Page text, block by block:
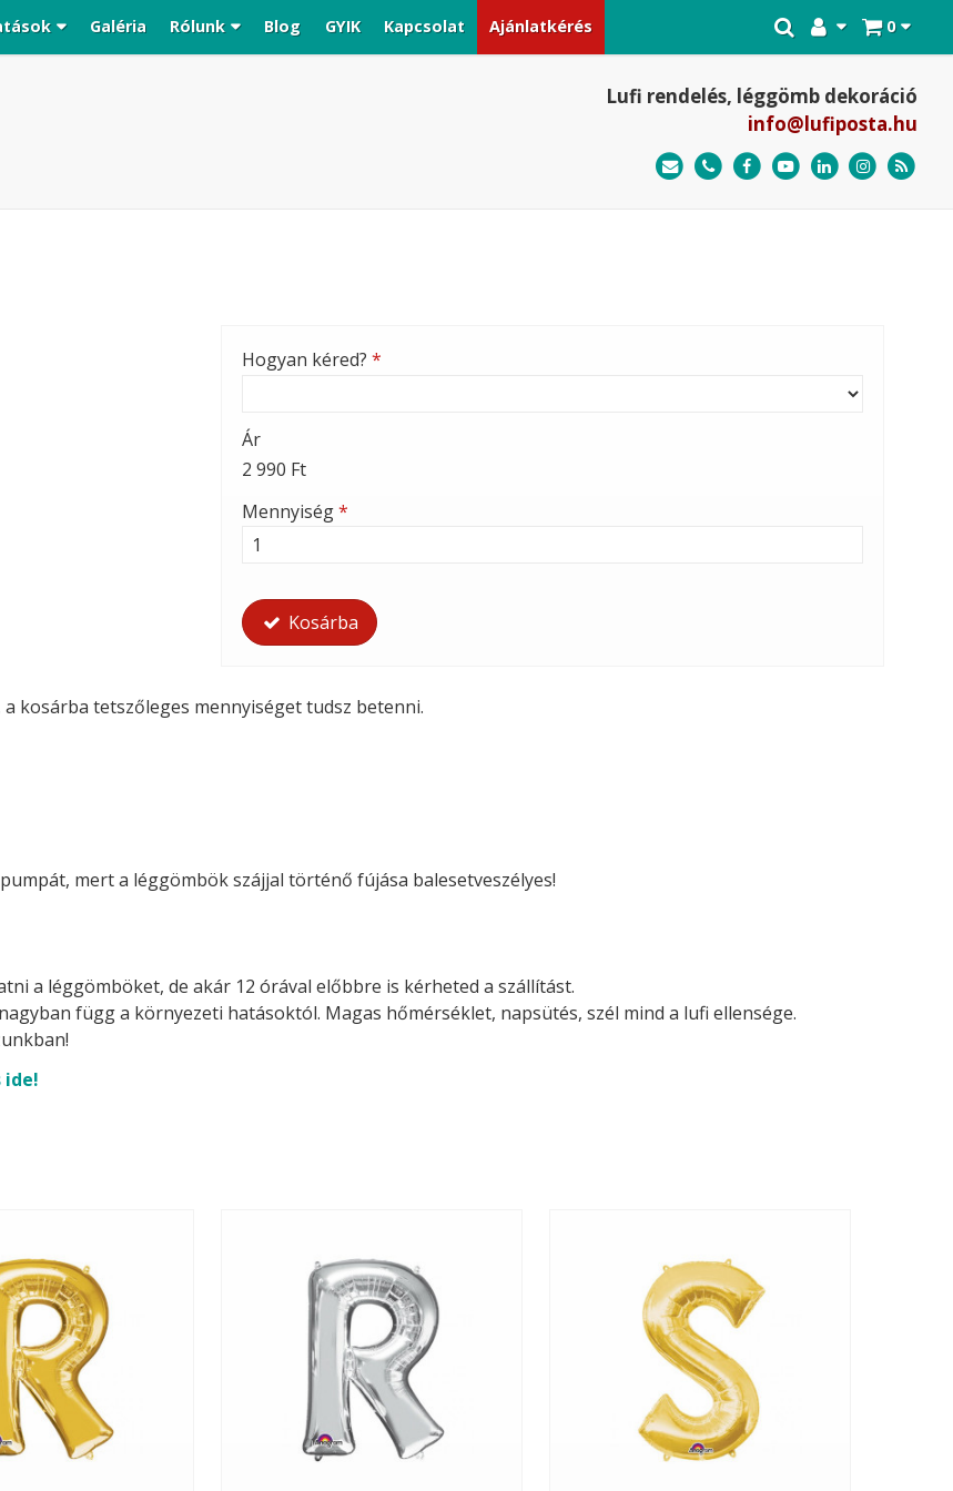
0
Galéria Rólunk Blog GYIK Kapcsolat Ajánlatkérés
Lufi rendelés, léggömb dekoráció
info@lufiposta.hu
Hogyan kéred? *
Ár
2 990 Ft
Mennyiség*
Kosárba
kosárba tetszőleges mennyiséget tudsz betenni.
mert a léggömbök szájjal történő fújása balesetveszélyes!
a léggömböket, de akár 12 órával előbbre is kérheted a szállítást.
függ a környezeti hatásoktól. Magas hőmérséklet, napsütés, szél mind a lufi ellensége.